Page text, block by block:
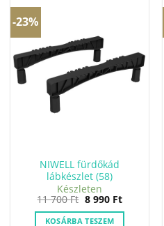
-23%
NIWELL fürdőkád
lábkészlet (58)
Készleten
11 700Ft Original
price
was:
8 990 FtCurrent
price
is:
KOSÁRBA TESZEM